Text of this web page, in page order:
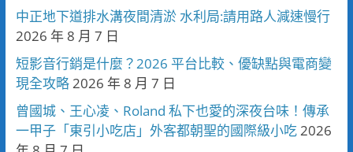
中正地下道排水溝夜間清淤 水利局:請用路人減速慢行
2026 年 8 月 7 日
短影音行銷是什麼？2026 平台比較、優缺點與電商變
現全攻略 2026 年 8 月 7 日
曾國城、王心凌、Roland 私下也愛的深夜台味！傳承
一甲子「東引小吃店」外客都朝聖的國際級小吃 2026